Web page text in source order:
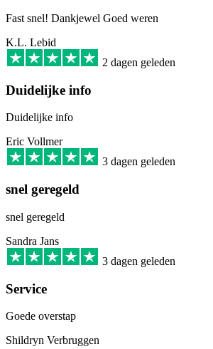
Fast snel! Dankjewel Goed weren
K.L. Lebid
2 dagen geleden
Duidelijke info
Duidelijke info
Eric Vollmer
3 dagen geleden
snel geregeld
snel geregeld
Sandra Jans
3 dagen geleden
Service
Goede overstap
Shildryn Verbruggen